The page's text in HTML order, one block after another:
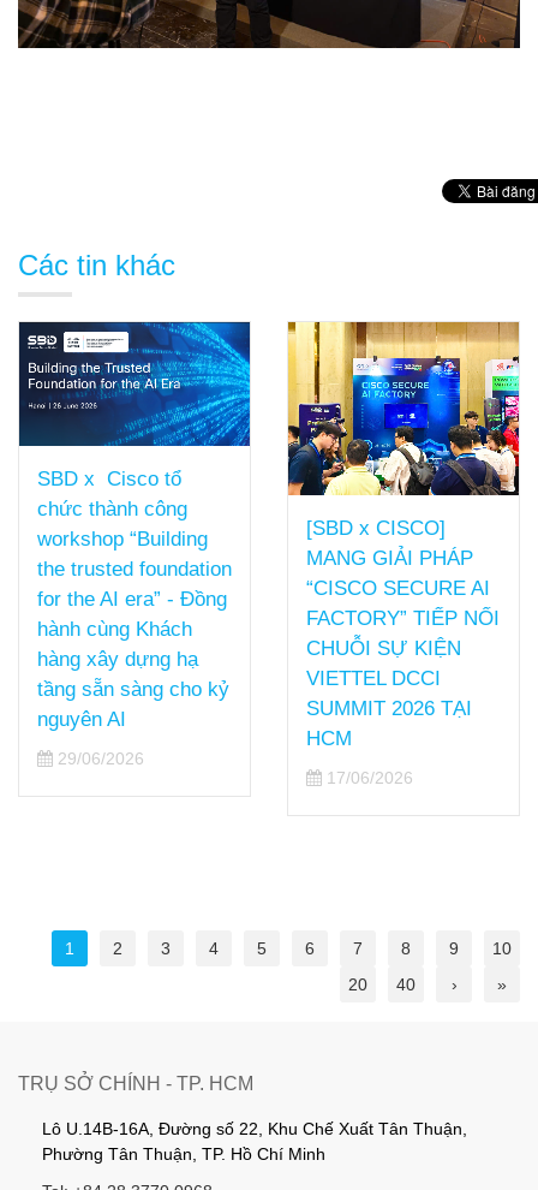
Các tin khác
SBD x Cisco tổ
chức thành công
workshop “Building
the trusted foundation
for the AI era” - Đồng
hành cùng Khách
hàng xây dựng hạ
tầng sẵn sàng cho kỷ
nguyên AI
29/06/2026
[SBD x CISCO]
MANG GIẢI PHÁP
“CISCO SECURE AI
FACTORY” TIẾP NỐI
CHUỖI SỰ KIỆN
VIETTEL DCCI
SUMMIT 2026 TẠI
HCM
17/06/2026
1 2 3 4 5 6 7 8 9
10
20
40 › »
TRỤ SỞ CHÍNH - TP. HCM
Lô U.14B-16A, Đường số 22, Khu Chế Xuất Tân Thuận,
Phường Tân Thuận, TP. Hồ Chí Minh